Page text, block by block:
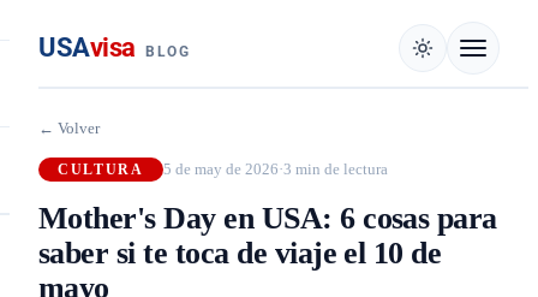
USAvisa BLOG
← Volver
CULTURA 5 de may de 2026·3 min de lectura
Mother's Day en USA: 6 cosas para
saber si te toca de viaje el 10 de
mayo